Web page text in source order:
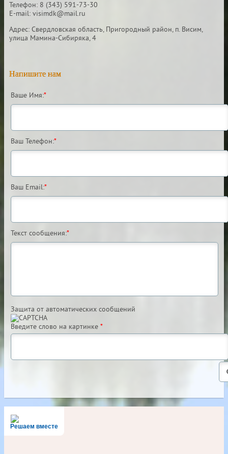
Телефон: 8 (343) 591-73-30
E-mail: visimdk@mail.ru
Адрес: Свердловская область, Пригородный район, п. Висим,
улица Мамина-Сибиряка, 4
Напишите нам
Ваше Имя:*
Ваш Телефон:*
Ваш Email:*
Текст сообщения:*
Защита от автоматических сообщений
Введите слово на картинке *
Решаем вместе